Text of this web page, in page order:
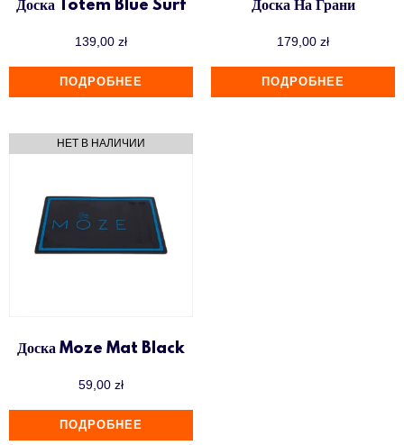
Доска Totem Blue Surf
139,00 zł
ПОДРОБНЕЕ
Доска На Грани
179,00 zł
ПОДРОБНЕЕ
Доска Moze Mat Black
59,00 zł
ПОДРОБНЕЕ